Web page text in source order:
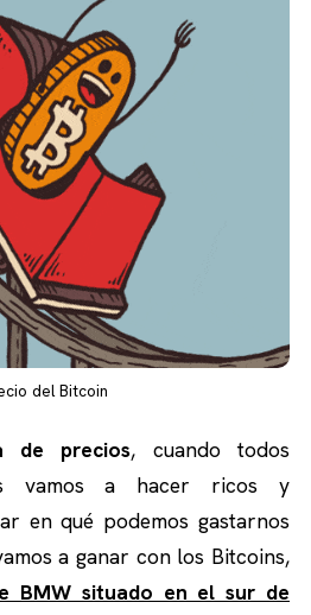
del Bitcoin
de precios, cuando todos
vamos a hacer ricos y
en qué podemos gastarnos
a ganar con los Bitcoins,
BMW situado en el sur de